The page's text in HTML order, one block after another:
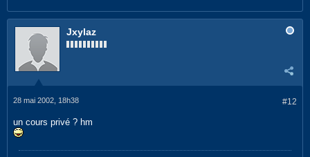
Jxylaz
#12
28 mai 2002, 18h38
un cours privé ? hm